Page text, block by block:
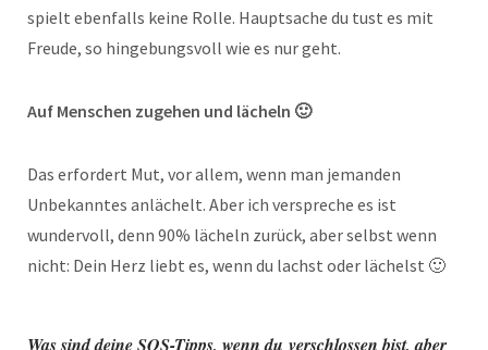
spielt ebenfalls keine Rolle. Hauptsache du tust es mit
Freude, so hingebungsvoll wie es nur geht.
Auf Menschen zugehen und lächeln 🙂
Das erfordert Mut, vor allem, wenn man jemanden
Unbekanntes anlächelt. Aber ich verspreche es ist
wundervoll, denn 90% lächeln zurück, aber selbst wenn
nicht: Dein Herz liebt es, wenn du lachst oder lächelst 🙂
Was sind deine SOS-Tipps, wenn du verschlossen bist, aber